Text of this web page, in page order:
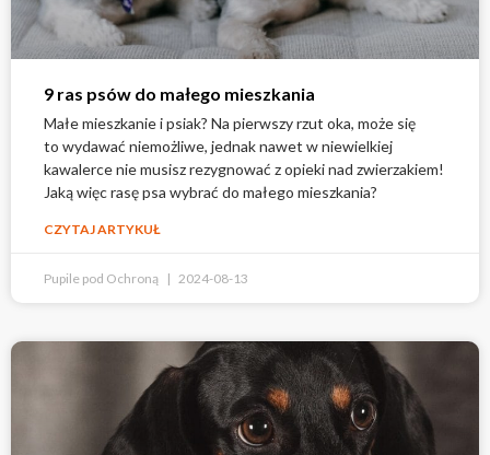
9 ras psów do małego mieszkania
Małe mieszkanie i psiak? Na pierwszy rzut oka, może się
to wydawać niemożliwe, jednak nawet w niewielkiej
kawalerce nie musisz rezygnować z opieki nad zwierzakiem!
Jaką więc rasę psa wybrać do małego mieszkania?
CZYTAJ ARTYKUŁ
Pupile pod Ochroną 2024-08-13